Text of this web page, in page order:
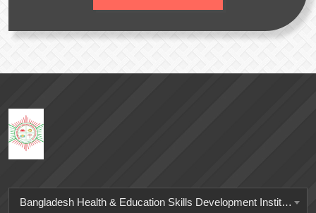
Bangladesh Health & Education Skills Development Institute